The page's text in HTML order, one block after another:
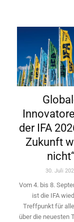
der IFA
Zukunft
30. Juli
Vom 4. bis 8.
ist die IFA
Treffpunkt für
über die neuesten